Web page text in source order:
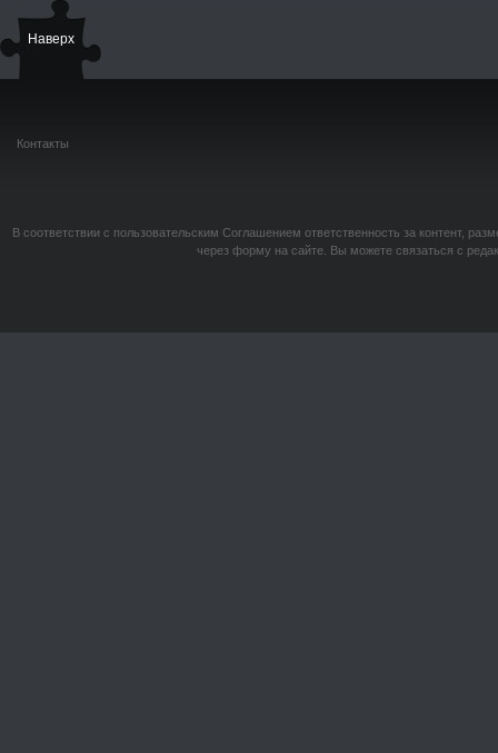
Наверх
Контакты
В соответствии с пользовательским Соглашением ответственность за контент,
через форму на сайте. Вы можете связаться с